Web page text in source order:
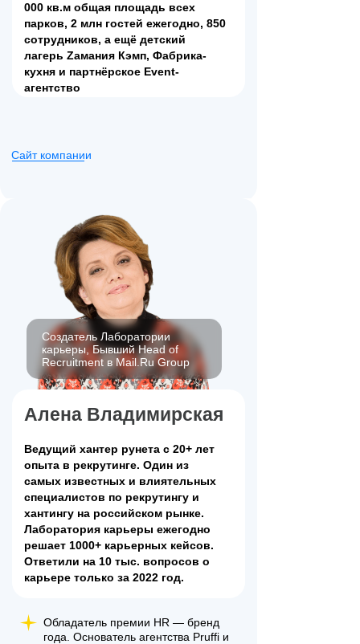
000 кв.м общая площадь всех
парков, 2 млн гостей ежегодно, 850
сотрудников, а ещё детский
лагерь Zамания Кэмп, Фабрика-
кухня и партнёрское Event-
агентство
Сайт компании
Алена Владимирская
Ведущий хантер рунета с 20+ лет
опыта в рекрутинге. Один из
самых известных и влиятельных
специалистов по рекрутингу и
хантингу на российском рынке.
Лаборатория карьеры ежегодно
решает 1000+ карьерных кейсов.
Ответили на 10 тыс. вопросов о
карьере только за 2022 год.
Обладатель премии HR ― бренд
года. Основатель агентства Pruffi и
Создатель Лаборатории
карьеры, Бывший Head of
Recruitment в Mail.Ru Group